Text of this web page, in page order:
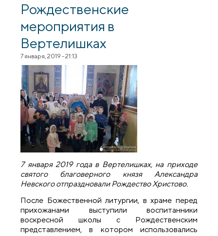
особенностями
Рождественские
мероприятия в
Вертелишках
7 января, 2019 - 21:13
7 января 2019 года в Вертелишках, на приходе
святого благоверного князя Александра
Невского отпраздновали Рождество Христово.
После Божественной литургии, в храме перед
прихожанами выступили воспитанники
воскресной школы с Рождественским
представлением, в котором использовались